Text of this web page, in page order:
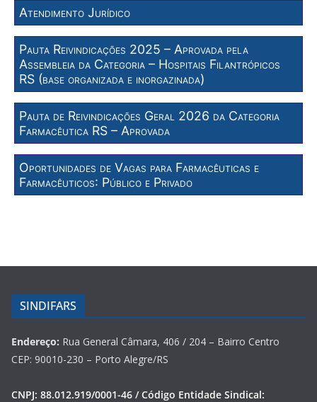
Atendimento Jurídico
Pauta Reivindicações 2025 – Aprovada pela
Assembleia da Categoria – Hospitais Filantrópicos
RS (base organizada e inorgazinada)
Pauta de Reivindicações Geral 2026 da Categoria
Farmacêutica RS – Aprovada
Oportunidades de Vagas para Farmacêuticas e
Farmacêuticos: Público e Privado
SINDIFARS
Endereço: Rua General Câmara, 406 / 204 – Bairro Centro
CEP: 90010-230 – Porto Alegre/RS
CNPJ: 88.012.919/0001-46 / Código Entidade Sindical: